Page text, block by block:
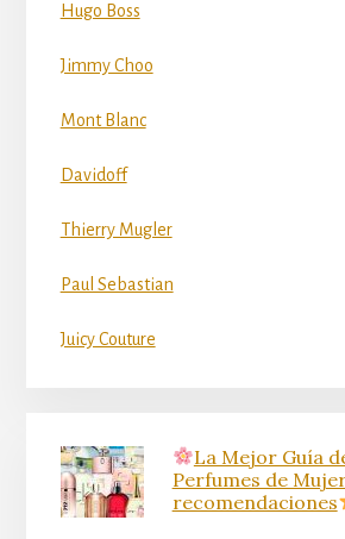
Hugo Boss
Jimmy Choo
Mont Blanc
Davidoff
Thierry Mugler
Paul Sebastian
Juicy Couture
La Mejor Guía
Perfumes de
recomendaciones